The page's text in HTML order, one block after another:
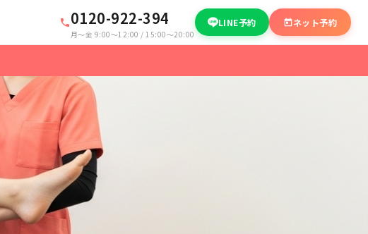
0120-922-394
月〜金 9:00〜12:00 / 15:00〜20:00
LINE予約 ネット予約